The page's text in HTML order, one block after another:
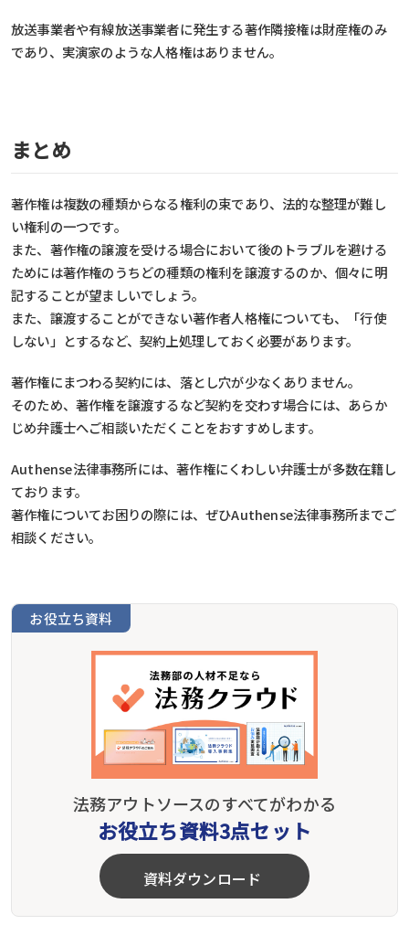
放送事業者や有線放送事業者に発生する著作隣接権は財産権のみ
であり、実演家のような人格権はありません。
まとめ
著作権は複数の種類からなる権利の束であり、法的な整理が難し
い権利の一つです。
また、著作権の譲渡を受ける場合において後のトラブルを避ける
ためには著作権のうちどの種類の権利を譲渡するのか、個々に明
記することが望ましいでしょう。
また、譲渡することができない著作者人格権についても、「行使
しない」とするなど、契約上処理しておく必要があります。
著作権にまつわる契約には、落とし穴が少なくありません。
そのため、著作権を譲渡するなど契約を交わす場合には、あらか
じめ弁護士へご相談いただくことをおすすめします。
Authense法律事務所には、著作権にくわしい弁護士が多数在籍し
ております。
著作権についてお困りの際には、ぜひAuthense法律事務所までご
相談ください。
お役立ち資料
法務アウトソースのすべてがわかる
お役立ち資料3点セット
資料ダウンロード